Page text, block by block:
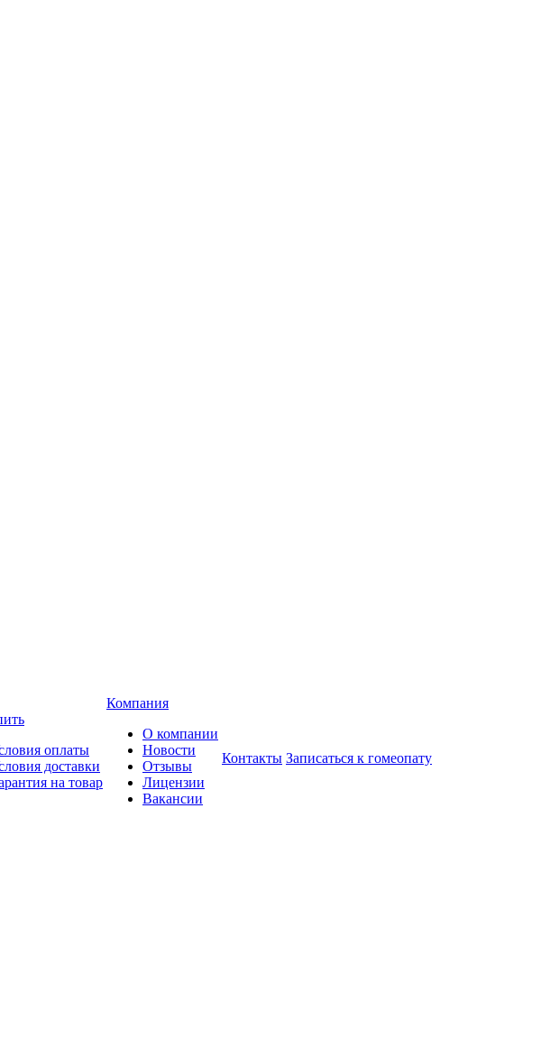
оплаты
доставки
на товар
Компания
О компании
Новости
Отзывы
Лицензии
Вакансии
Контакты Записаться к гомеопату